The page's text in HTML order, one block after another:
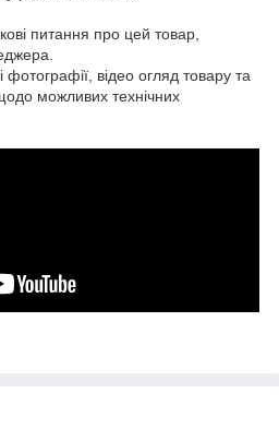
питання про цей товар,
фотографії, відео огляд товару та
можливих технічних